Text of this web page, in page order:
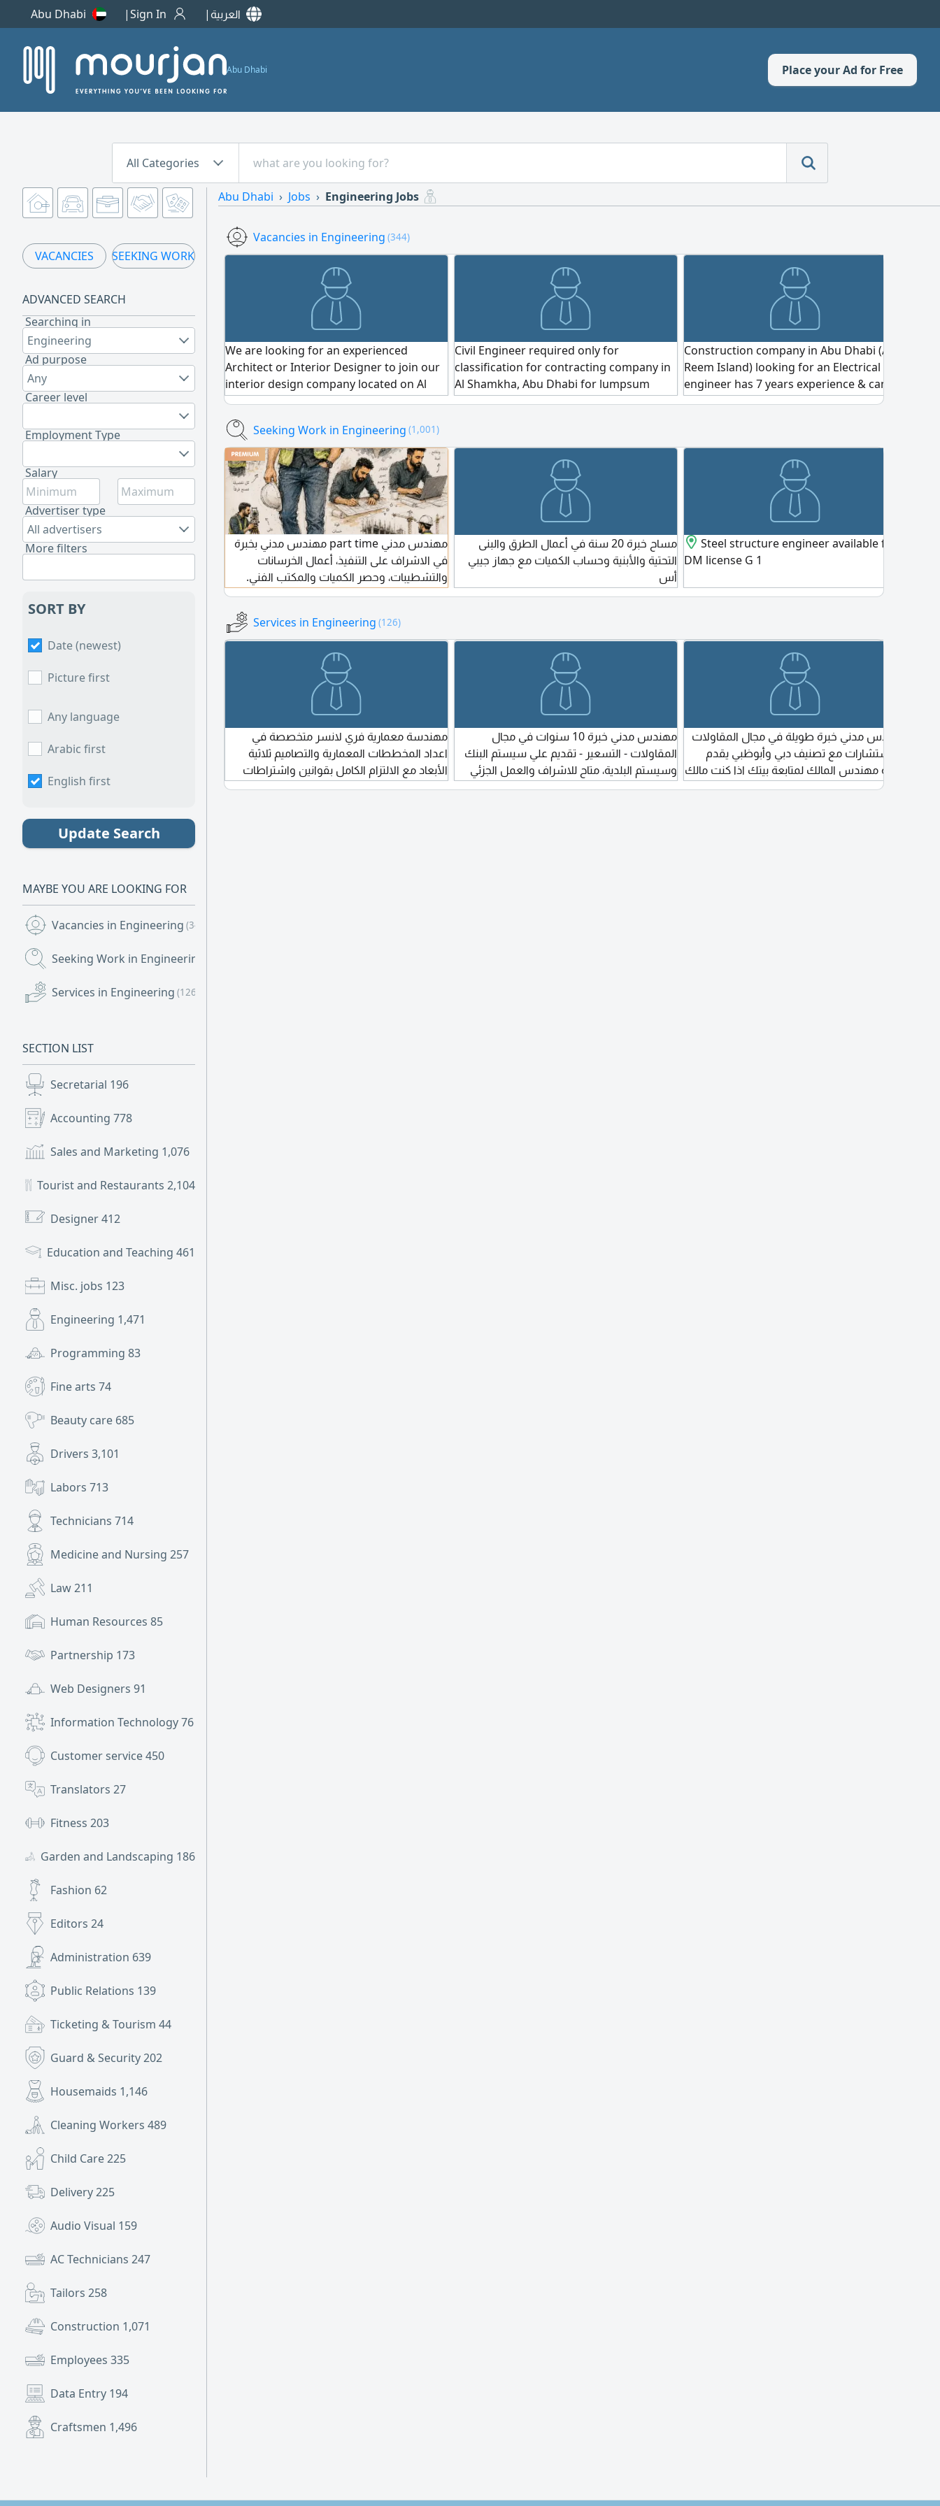
Abu Dhabi Sign In العربية
Abu Dhabi Place your Ad for Free
All Categories
VACANCIES SEEKING WORK
ADVANCED SEARCH
Searching in
Engineering
Ad purpose
Any
Career level
Employment Type
Salary
Advertiser type
All advertisers
More filters
SORT BY
Date (newest)
Picture first
Any language
Arabic first
English first
Update Search
MAYBE YOU ARE LOOKING FOR
Vacancies in Engineering (344)
Seeking Work in Engineering
Services in Engineering (126)
SECTION LIST
Secretarial 196
Accounting 778
Sales and Marketing 1,076
Tourist and Restaurants 2,104
Designer412
Education and Teaching 461
Misc. jobs 123
Engineering 1,471
Programming 83
Fine arts 74
Beauty care 685
Drivers 3,101
Labors 713
Technicians 714
Medicine and Nursing 257
Law211
Human Resources 85
Partnership 173
Web Designers 91
Information Technology76
Customer service450
Translators 27
Fitness 203
Garden and Landscaping 186
Fashion 62
Editors 24
Administration 639
Public Relations 139
Ticketing & Tourism 44
Guard & Security202
Housemaids 1,146
Cleaning Workers 489
Child Care225
Delivery225
Audio Visual 159
AC Technicians 247
Tailors 258
Construction 1,071
Employees 335
Data Entry 194
Craftsmen 1,496
Abu Dhabi Jobs Engineering Jobs
Vacancies in Engineering (344)
We are looking for an experienced
Architect or Interior Designer to join our
interior design company located on Al
Hisn Street, Al Khalidiyah, Abu Dhabi. The
candidate should have experience in
architecture or interior design and be
available to join immediately. If you are
interested, please send your CV and
portfolio
Civil Engineer required only for
classification for contracting company in
Al Shamkha, Abu Dhabi for lumpsum
10000 dirhams for 6 months. Who must
Municipality to fulfil classification.
Construction company in Abu Dhabi (Al
Reem Island) looking for an Electrical
engineer has 7 years experience & can
join immediately, has approved from
Seeking Work in Engineering (1,001)
مهندس مدني part time مهندس مدني بخبرة
في الاشراف على التنفيذ، أعمال الخرسانات
والتشطيبات، وحصر الكميات والمكتب الفني.
أقدم الخدمات التالية الاشراف على تنفيذ
المستخلصات والتسعير. مراجعة المخططات
والتقارير الفنية. الاستشارات الهندسية للمشاريع
أبوظبي اذا كنت مقاولا، مكتبا هندسيا، أو مالك
مساح خبرة 20 سنة في أعمال الطرق والبنى
التحتية والأبنية وحساب الكميات مع جهاز جيبي
أس
Steel structure engineer available for
DM license G 1
Services in Engineering (126)
مهندسة معمارية فري لانسر متخصصة في
اعداد المخططات المعمارية والتصاميم ثلاثية
الأبعاد مع الالتزام الكامل بقوانين واشتراطات
بلدية أبو ظبي بالبرامج اوتوكاد وارشكاد ولومين
مهندس مدني خبرة 10 سنوات في مجال
المقاولات - التسعير - تقديم علي سيستم البنك
وسيستم البلدية، متاح للاشراف والعمل الجزئي
مهندس مدني خبرة طويلة في مجال المقاولات
والاستشارات مع تصنيف دبي وأبوظبي يقدم
خدمة مهندس المالك لمتابعة بيتك اذا كنت مالك
مقاول أو مالك محتاج جهة مشرفة علي الموقع